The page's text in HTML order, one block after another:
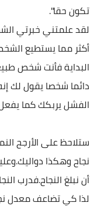
تكون حقا".
لقد علمتني خبرتي
أكثر مما يستطيع
البداية فأنت شخص
دائما شخصا يقول لك
الفشل يربكك كما
ستلاحظ على الأرجح
نجاح وهكذا
أن نبلغ النجاح.فدرب
لذا كي تضاعف معدل